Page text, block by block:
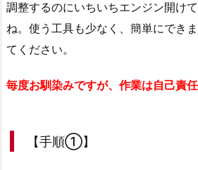
調整するのにいちいちエンジン開け
ね。使う工具も少なく、簡単にでき
てください。
毎度お馴染みですが、作業は自己責任
【手順①】